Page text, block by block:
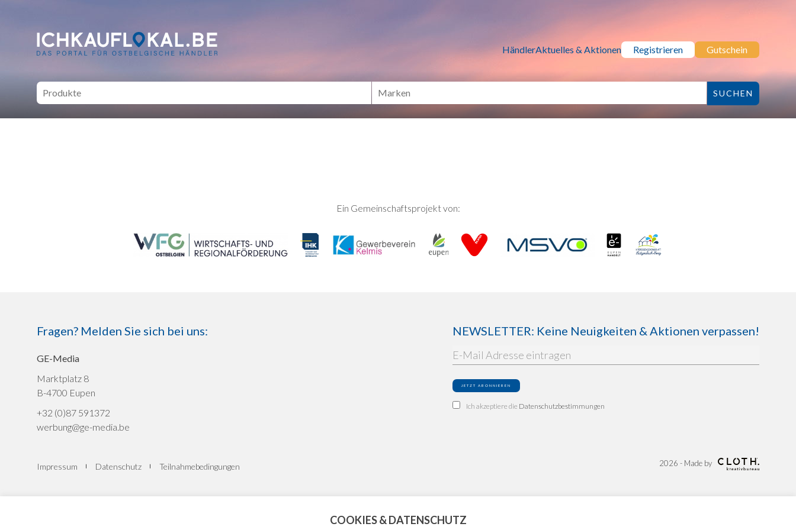
ich kauf lokal - Bei lokalen Händlern online Shoppen HändlerAktuelles & Aktionen Registrieren Gutschein
Ein Gemeinschaftsprojekt von:
Fragen? Melden Sie sich bei uns:
GE-Media
Marktplatz 8
B-4700 Eupen
+32 (0)87 591372
werbung@ge-media.be
NEWSLETTER: Keine Neuigkeiten & Aktionen verpassen!
Ich akzeptiere die Datenschutzbestimmungen
Impressum Datenschutz Teilnahmebedingungen 2026 - Made by
COOKIES & DATENSCHUTZ